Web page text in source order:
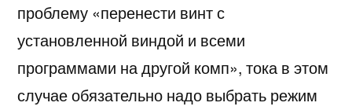
проблему «перенести винт с
установленной виндой и всеми
программами на другой комп», тока в этом
случае обязательно надо выбрать режим